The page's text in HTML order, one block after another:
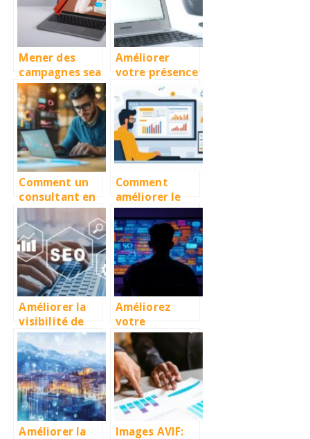
Mener des
campagnes sea
avec succes :
les meilleures
pratiques pour
ameliorer la
visibilite
Améliorer
votre présence
en ligne grâce
à des services
d’optimisation
personnalisés
Comment un
consultant en
référencement
naturel peut
améliorer la
visibilité de
votre PME
Comment
améliorer le
classement de
votre site
grâce à l’audit
SEO et aux
stratégies de
l’Agence
Hyperion
Améliorer la
visibilité de
votre site web
grâce à un
audit SEO
complet
Améliorez
votre
stratégie SEO
avec
l’optimisation
sémantique de
vos contenus
Améliorer la Images AVIF: